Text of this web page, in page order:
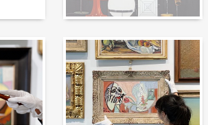
Nabídnout dílo